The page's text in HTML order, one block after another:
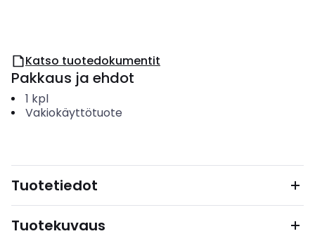
Katso tuotedokumentit
Pakkaus ja ehdot
1 kpl
Vakiokäyttötuote
Tuotetiedot
Tuotekuvaus